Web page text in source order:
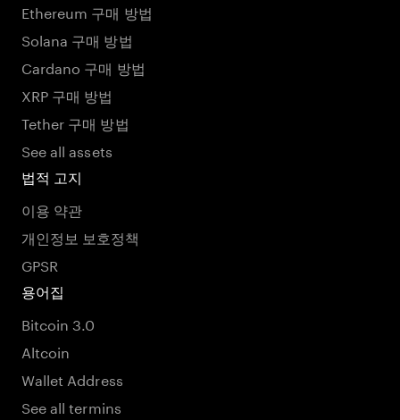
Ethereum 구매 방법
Solana 구매 방법
Cardano 구매 방법
XRP 구매 방법
Tether 구매 방법
See all assets
법적 고지
이용 약관
개인정보 보호정책
GPSR
용어집
Bitcoin 3.0
Altcoin
Wallet Address
See all termins